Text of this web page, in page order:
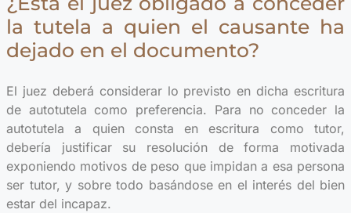
la tutela a quien el causante ha
dejado en el documento?
El juez deberá considerar lo previsto en dicha escritura
de autotutela como preferencia. Para no conceder la
autotutela a quien consta en escritura como tutor,
debería justificar su resolución de forma motivada
exponiendo motivos de peso que impidan a esa persona
ser tutor, y sobre todo basándose en el interés del bien
estar del incapaz.